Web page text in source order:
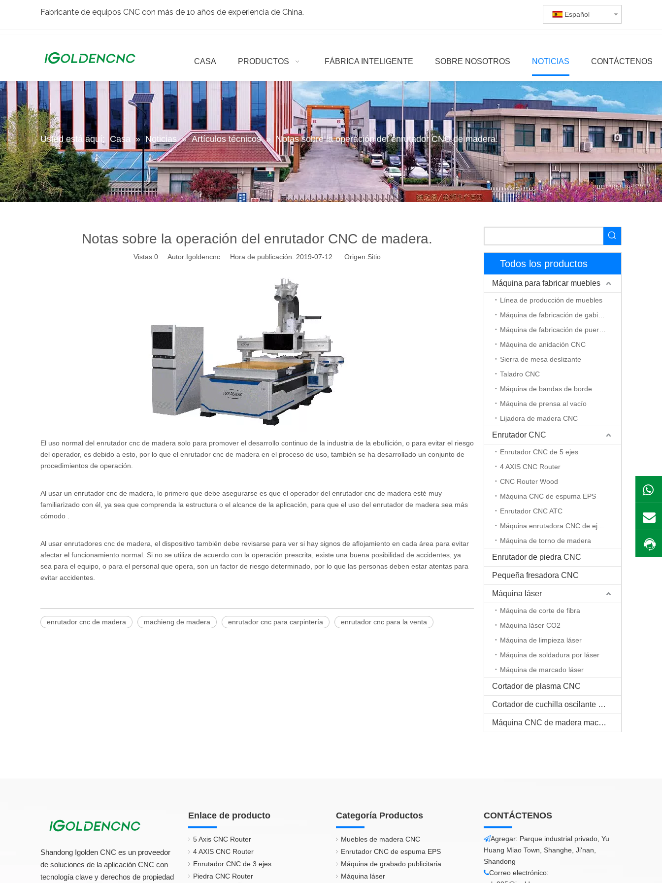
Fabricante de equipos CNC con más de 10 años de experiencia de China. Español
CASA PRODUCTOS FÁBRICA INTELIGENTE SOBRE NOSOTROS NOTICIAS CONTÁCTENOS
Usted está aquí: Casa » Noticias » Artículos técnicos » Notas sobre la operación del enrutador CNC de madera.
Notas sobre la operación del enrutador CNC de madera.
Vistas:0 Autor:Igoldencnc Hora de publicación: 2019-07-12 Origen:Sitio
El uso normal del enrutador cnc de madera solo para promover el desarrollo continuo de la industria de la ebullición, o para evitar el riesgo
del operador, es debido a esto, por lo que el enrutador cnc de madera en el proceso de uso, también se ha desarrollado un conjunto de
procedimientos de operación.
Al usar un enrutador cnc de madera, lo primero que debe asegurarse es que el operador del enrutador cnc de madera esté muy
familiarizado con él, ya sea que comprenda la estructura o el alcance de la aplicación, para que el uso del enrutador de madera sea más
cómodo .
Al usar enrutadores cnc de madera, el dispositivo también debe revisarse para ver si hay signos de aflojamiento en cada área para evitar
afectar el funcionamiento normal. Si no se utiliza de acuerdo con la operación prescrita, existe una buena posibilidad de accidentes, ya
sea para el equipo, o para el personal que opera, son un factor de riesgo determinado, por lo que las personas deben estar atentas para
evitar accidentes.
enrutador cnc de madera machieng de madera enrutador cnc para carpintería enrutador cnc para la venta
Todos los productos
Máquina para fabricar muebles
Línea de producción de muebles
Máquina de anidación CNC
Sierra de mesa deslizante
Taladro CNC
Máquina de bandas de borde
Máquina de prensa al vacío
Lijadora de madera CNC
Enrutador CNC
Enrutador CNC de 5 ejes
4 AXIS CNC Router
CNC Router Wood
Máquina CNC de espuma EPS
Enrutador CNC ATC
Máquina de torno de madera
Enrutador de piedra CNC
Pequeña fresadora CNC
Máquina láser
Máquina de corte de fibra
Máquina láser CO2
Máquina de limpieza láser
Máquina de soldadura por láser
Máquina de marcado láser
Cortador de plasma CNC
Cortador de cuchilla oscilante CNC
Máquina CNC de madera maciza
Shandong Igolden CNC es un proveedor
de soluciones de la aplicación CNC con
tecnología clave y derechos de propiedad
Enlace de producto
5 Axis CNC Router
4 AXIS CNC Router
Enrutador CNC de 3 ejes
Piedra CNC Router
Categoría Productos
Muebles de madera CNC
Enrutador CNC de espuma EPS
Máquina de grabado publicitaria
Máquina láser
CONTÁCTENOS
Agregar: Parque industrial privado, Yu
Huang Miao Town, Shanghe, Ji'nan,
Shandong
Correo electrónico: